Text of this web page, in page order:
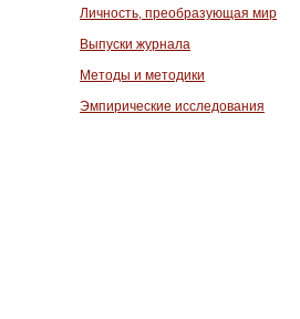
Личность, преобразующая мир
Выпуски журнала
Методы и методики
Эмпирические исследования